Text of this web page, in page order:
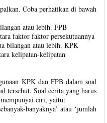
Coba perhatikan di bawah
atau lebih. FPB
faktor-faktor persekutuannya
bilangan atau lebih. KPK
kelipatan-kelipatan
KPK dan FPB dalam soal
tersebut. Soal cerita yang harus
ciri, yaitu:
banyaknya’ atau ‘jumlah